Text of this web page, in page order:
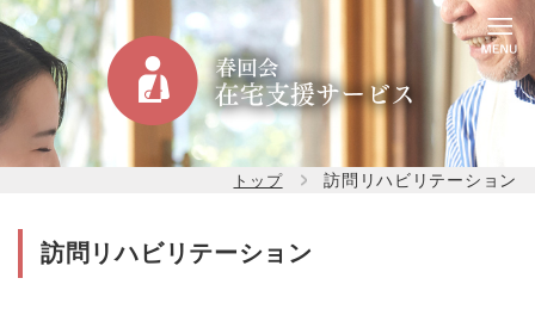
トップ 訪問リハビリテーション
訪問リハビリテーション